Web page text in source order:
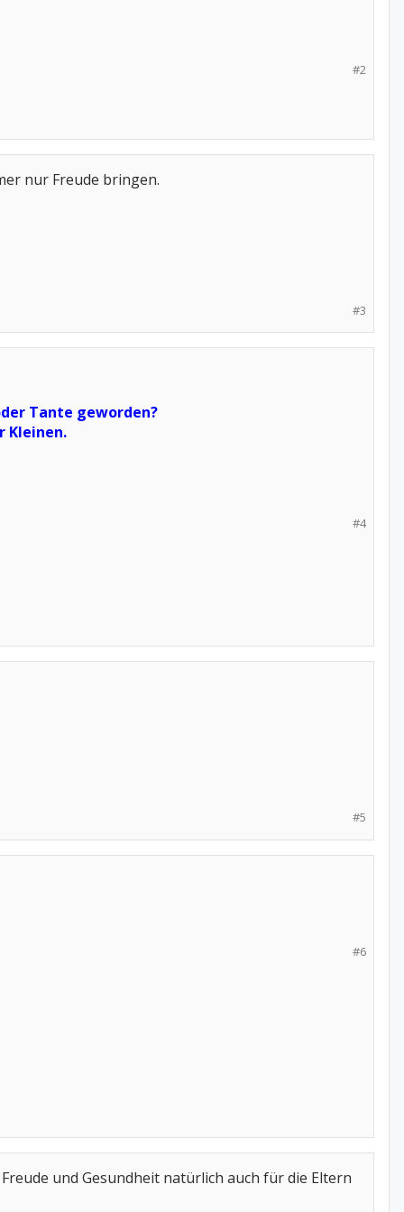
#2
nur Freude bringen.
#3
Tante geworden?
Kleinen.
#4
#5
#6
und Gesundheit natürlich auch für die Eltern